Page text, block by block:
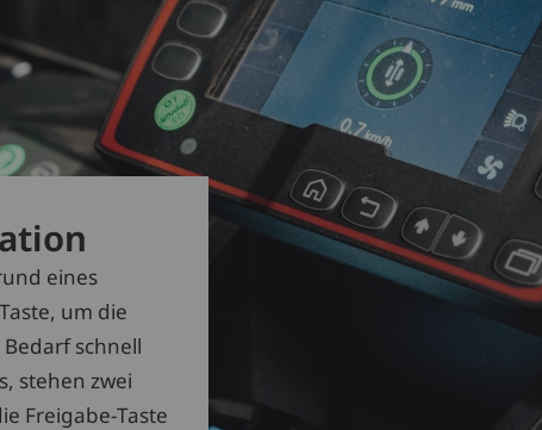
eines
um die
schnell
stehen zwei
Freigabe-Taste